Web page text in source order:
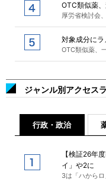
OTC類似薬
厚労省検討会
対象成分に
OTC類似薬、
ジャンル別アクセス
行政・政治
【検証26年
イ」や2に
3は「ハから